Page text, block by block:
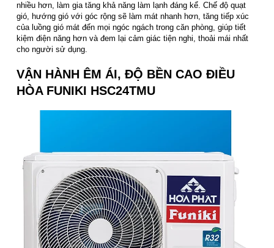
nhiều hơn, làm gia tăng khả năng làm lạnh đáng kể. Chế độ quạt
gió, hướng gió với góc rộng sẽ làm mát nhanh hơn, tăng tiếp xúc
của luồng gió mát đến mọi ngóc ngách trong căn phòng, giúp tiết
kiệm điện năng hơn và đem lại cảm giác tiện nghi, thoải mái nhất
cho người sử dụng.
VẬN HÀNH ÊM ÁI, ĐỘ BỀN CAO ĐIỀU
HÒA FUNIKI HSC24TMU